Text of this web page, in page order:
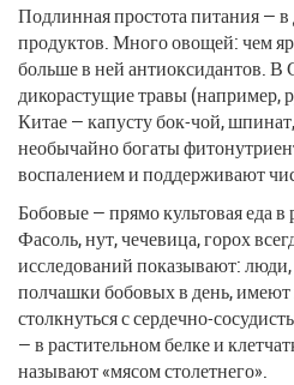
Подлинная простота питания — в
продуктов. Много овощей: чем
больше в ней антиоксидантов. В
дикорастущие травы (например,
Китае — капусту бок-чой,
необычайно богаты
воспалением и поддерживают
Бобовые — прямо культовая еда
Фасоль, нут, чечевица, горох
исследований показывают: люди,
полчашки бобовых в день, имеют
столкнуться с сердечно-
— в растительном белке и
называют «мясом столетнего».